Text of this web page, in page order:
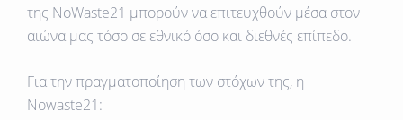
της NoWaste21 μπορούν να επιτευχθούν μέσα στον
αιώνα μας τόσο σε εθνικό όσο και διεθνές επίπεδο.
Για την πραγματοποίηση των στόχων της, η
Nowaste21: